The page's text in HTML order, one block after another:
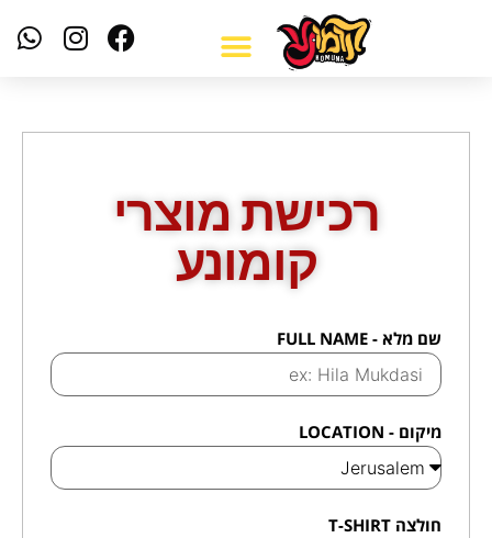
רכישת מוצרי
קומונע
שם מלא - FULL NAME
מיקום - LOCATION
חולצה T-SHIRT